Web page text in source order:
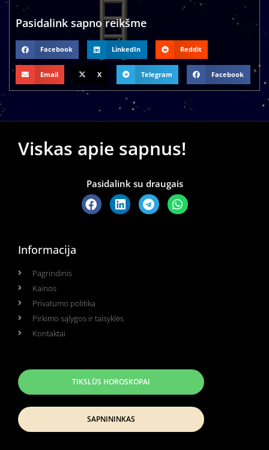
Pasidalink sapno reikšme
Facebook LinkedIn Reddit
Email X Telegram Facebook
Viskas apie sapnus!
Pasidalink su draugais
Informacija
Pagrindinis
Kainos
Privatumo politika
Pirkimo sąlygos ir taisyklės
Kontaktai
TIKSLŪS HOROSKOPAI
SAPNININKAS